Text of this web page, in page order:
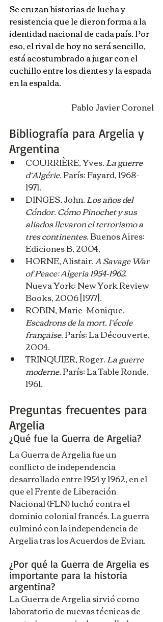
Se cruzan historias de lucha y
resistencia que le dieron forma a la
identidad nacional de cada país. Por
eso, el rival de hoy no será sencillo,
está acostumbrado a jugar con el
cuchillo entre los dientes y la espada
en la espalda.
Pablo Javier Coronel
Bibliografía para Argelia y
Argentina
COURRIÈRE, Yves. La guerre
d’Algérie. París: Fayard, 1968-
1971.
DINGES, John. Los años del
Cóndor. Cómo Pinochet y sus
aliados llevaron el terrorismo a
tres continentes. Buenos Aires:
Ediciones B, 2004.
HORNE, Alistair. A Savage War
of Peace: Algeria 1954-1962.
Nueva York: New York Review
Books, 2006 [1977].
ROBIN, Marie-Monique.
Escadrons de la mort, l’école
française. París: La Découverte,
2004.
TRINQUIER, Roger. La guerre
moderne. París: La Table Ronde,
1961.
Preguntas frecuentes para
Argelia
¿Qué fue la Guerra de Argelia?
La Guerra de Argelia fue un
conflicto de independencia
desarrollado entre 1954 y 1962, en el
que el Frente de Liberación
Nacional (FLN) luchó contra el
dominio colonial francés. La guerra
culminó con la independencia de
Argelia tras los Acuerdos de Evian.
¿Por qué la Guerra de Argelia es
importante para la historia
argentina?
La Guerra de Argelia sirvió como
laboratorio de nuevas técnicas de